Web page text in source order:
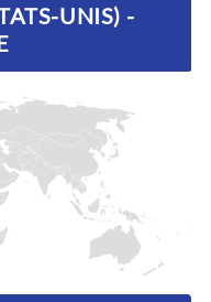
UNIS) -